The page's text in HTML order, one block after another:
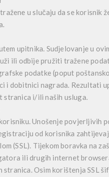
u slučaju da se korisnik
upitnika. Sudjelovanje u
ili odbije pružiti tražene
podatke (poput
i dobitnici nagrada. Rezultati
stranica i/ili naših usluga.
Unošenje povjerljivih
od korisnika
(SSL). Tijekom boravka na
ili drugih internet
Osim korištenja SSL